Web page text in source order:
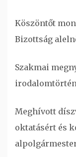
Köszöntőt
Bizottság
Szakmai
Meghívott
oktatásért és